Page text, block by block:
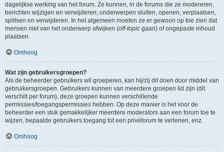
dagelijkse werking van het forum. Ze kunnen, in de forums die ze modereren,
berichten wijzigen en verwijderen; onderwerpen sluiten, openen, verplaatsen,
splitsen en verwijderen. In het algemeen moeten ze er gewoon op toe zien dat
mensen niet van het onderwerp afwijken (off-topic gaan) of ongepaste inhoud
plaatsen.
Omhoog
Wat zijn gebruikersgroepen?
Als de beheerder gebruikers wil groeperen, kan hij/zij dit doen door middel van
gebruikersgroepen. Gebruikers kunnen van meerdere groepen lid zijn (dit
verschilt per forum), deze groepen kunnen verschillende
permissies/toegangspermissies hebben. Op deze manier is het voor de
beheerder een stuk gemakkelijker meerdere moderators aan een forum toe te
wijzen, bepaalde gebruikers toegang tot een privéforum te verlenen, enz.
Omhoog